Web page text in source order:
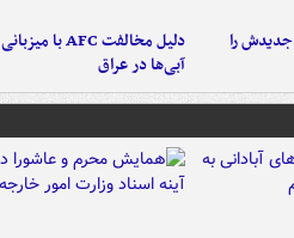
را
دلیل مخالفت AFC با میزبانی
آبی‌ها در عراق